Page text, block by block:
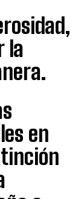
la
en